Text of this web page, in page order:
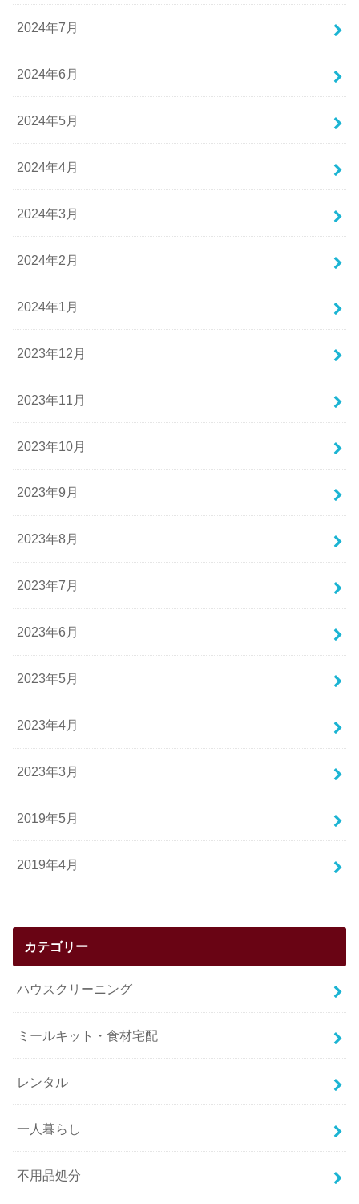
2024年7月
2024年6月
2024年5月
2024年4月
2024年3月
2024年2月
2024年1月
2023年12月
2023年11月
2023年10月
2023年9月
2023年8月
2023年7月
2023年6月
2023年5月
2023年4月
2023年3月
2019年5月
2019年4月
カテゴリー
ハウスクリーニング
ミールキット・食材宅配
レンタル
一人暮らし
不用品処分